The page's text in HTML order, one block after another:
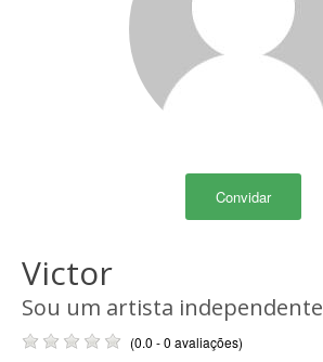
Convidar
Victor
Sou um artista independente
(0.0 - 0 avaliações)